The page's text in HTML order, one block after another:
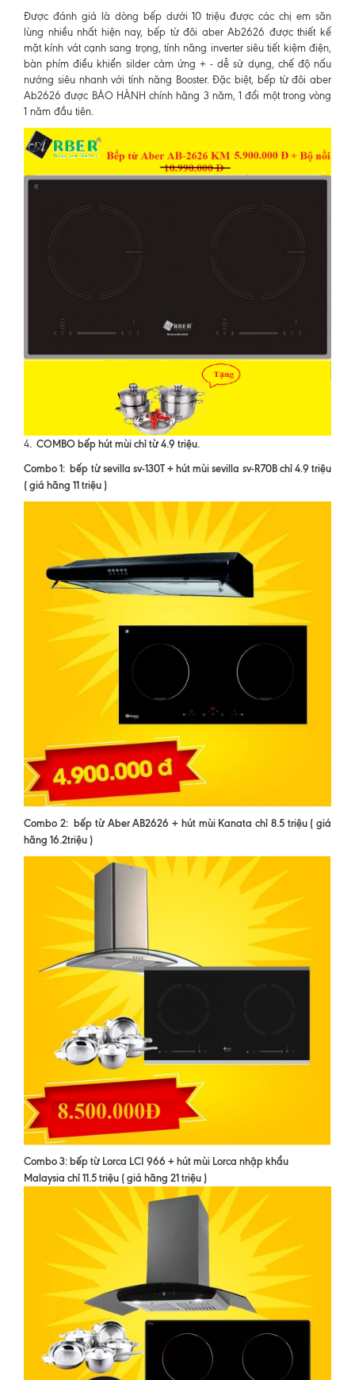
Được đánh giá là dòng bếp dưới 10 triệu được các chị em săn
lùng nhiều nhất hiện nay, bếp từ đôi aber Ab2626 được thiết kế
mặt kính vát cạnh sang trọng, tính năng inverter siêu tiết kiệm điện,
bàn phím điều khiển silder cảm ứng + - dễ sử dụng, chế độ nấu
nướng siêu nhanh với tính năng Booster. Đặc biệt, bếp từ đôi aber
Ab2626 được BẢO HÀNH chính hãng 3 năm, 1 đổi một trong vòng
1 năm đầu tiên.
4. COMBO bếp hút mùi chỉ từ 4.9 triệu.
Combo 1: bếp từ sevilla sv-130T + hút mùi sevilla sv-R70B chỉ 4.9 triệu
( giá hãng 11 triệu )
Combo 2: bếp từ Aber AB2626 + hút mùi Kanata chỉ 8.5 triệu ( giá
hãng 16.2triệu )
Combo 3: bếp từ Lorca LCI 966 + hút mùi Lorca nhập khẩu
Malaysia chỉ 11.5 triệu ( giá hãng 21 triệu )